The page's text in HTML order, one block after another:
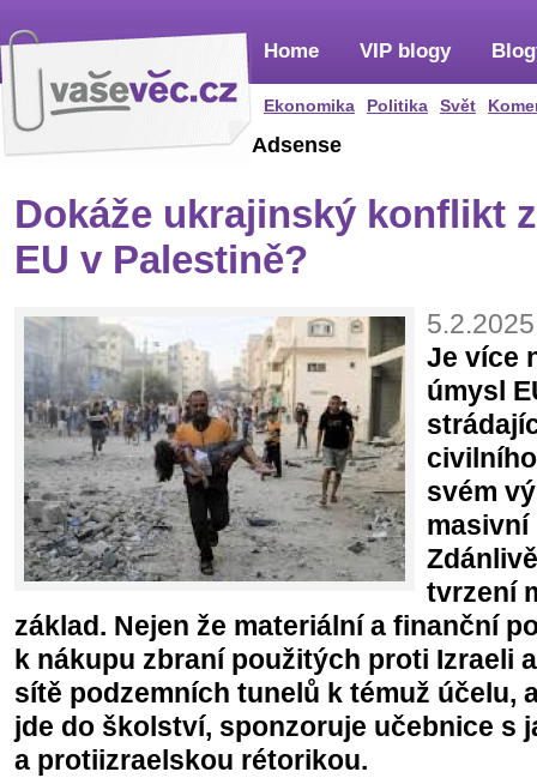
Home
Ekonomika Politika Svět
VIP blogy
Adsense
Dokáže ukrajinský konflikt
EU v Palestině?
Je více
úmysl
svém
masivní
tvrzení
základ. Nejen že materiální a finanční
k nákupu zbraní použitých proti Izraeli
sítě podzemních tunelů k témuž účelu,
jde do školství, sponzoruje učebnice s
a protiizraelskou rétorikou.